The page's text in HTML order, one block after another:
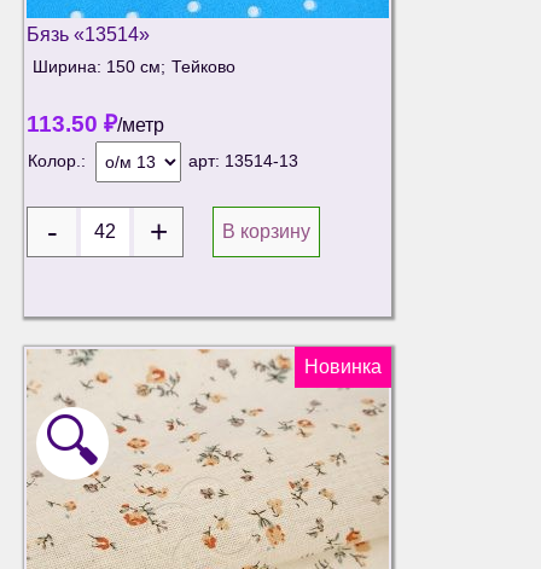
Бязь «13514»
Ширина: 150 см; Тейково
113.50 ₽/метр
Колор.: арт: 13514-13
В корзину
🔍
Новинка